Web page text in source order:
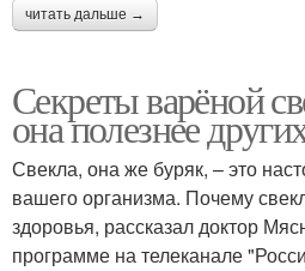
читать дальше →
Секреты варёной
она полезнее
Свекла, она же буряк, – это
вашего организма. Почему
здоровья, рассказал доктор
программе на телеканале